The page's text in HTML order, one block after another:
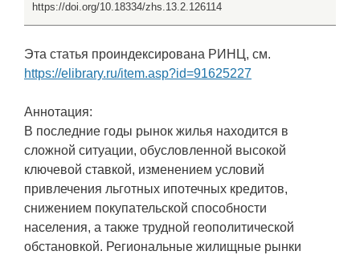
https://doi.org/10.18334/zhs.13.2.126114
Эта статья проиндексирована РИНЦ, см.
https://elibrary.ru/item.asp?id=91625227
Аннотация:
В последние годы рынок жилья находится в
сложной ситуации, обусловленной высокой
ключевой ставкой, изменением условий
привлечения льготных ипотечных кредитов,
снижением покупательской способности
населения, а также трудной геополитической
обстановкой. Региональные жилищные рынки